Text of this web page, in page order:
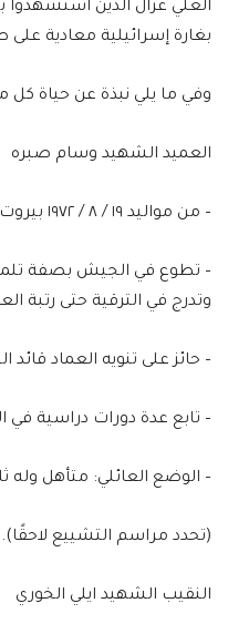
بغارة إسرائيلية معادية على
وفي ما يلي نبذة عن حياة كل
العميد الشهيد وسام صبره
– من مواليد ١٩ / ٨ / ١٩٧٢ بيروت.
وتدرج في الترقية حتى رتبة العميد
– حائز على تنويه العماد
– تابع عدة دورات دراسية في
– الوضع العائلي: متأهل وله
(تحدد مراسم التشييع لاحقًا).
النقيب الشهيد ايلي الخوري